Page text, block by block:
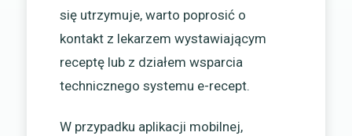
się utrzymuje, warto poprosić o
kontakt z lekarzem wystawiającym
receptę lub z działem wsparcia
technicznego systemu e-recept.
W przypadku aplikacji mobilnej,